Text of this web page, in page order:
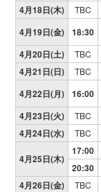
4月18日(木) TBC
4月19日(金) 18:30
4月20日(土)
TBC
4月21日(日) TBC
4月22日(月) 16:00
4月23日(火)
TBC
4月24日(水) TBC
4月25日(木)
17:00
20:30
4月26日(金)
TBC